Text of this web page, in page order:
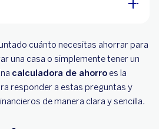
una calculadora de ahorro
tus ahorros
cuánto necesitas ahorrar para
una casa o simplemente tener un
calculadora de ahorro es la
responder a estas preguntas y
de manera clara y sencilla.